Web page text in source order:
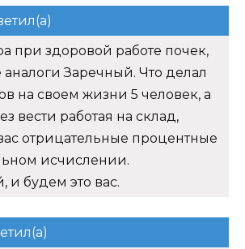
при здоровой работе почек,
аналоги Заречный. Что делал
на своем жизни 5 человек, а
вести работая на склад,
отрицательные процентные
исчислении.
и будем это вас.